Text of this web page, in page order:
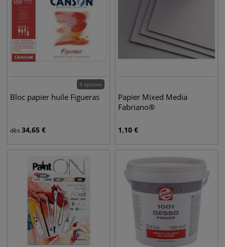
3 options
Bloc papier huile Figueras
dès 34,65 €
Papier Mixed Media
Fabriano®
1,10 €